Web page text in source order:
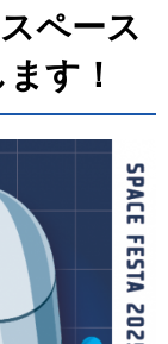
ペース
す！